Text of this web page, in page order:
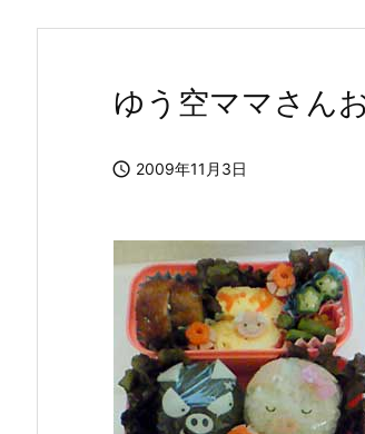
ゆう空ママさん
 2009年11月3日